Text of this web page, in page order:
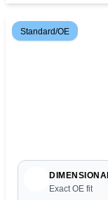
Standard/OE
Exact OE fit